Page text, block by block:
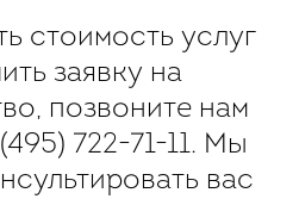
стоимость услуг
заявку на
позвоните нам
722-71-11. Мы
вас